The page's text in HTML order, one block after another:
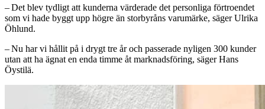
– Det blev tydligt att kunderna värderade det personliga förtroendet
som vi hade byggt upp högre än storbyråns varumärke, säger Ulrika
Öhlund.
– Nu har vi hållit på i drygt tre år och passerade nyligen 300 kunder
utan att ha ägnat en enda timme åt marknadsföring, säger Hans
Öystilä.